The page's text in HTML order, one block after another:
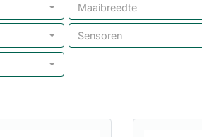
Maaibreedte
Sensoren